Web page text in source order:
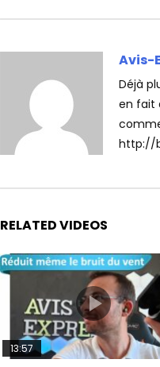
Avis-
Déjà
en fait
http://
RELATED VIDEOS
13:57